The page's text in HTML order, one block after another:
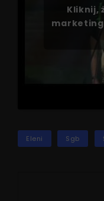
Kliknij,
marketing
TAGSEleni Sgb